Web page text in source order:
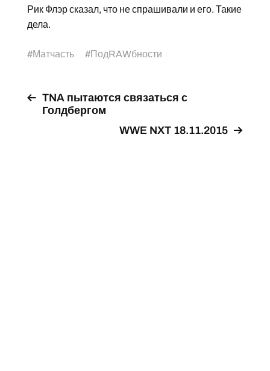
Рик Флэр сказал, что не спрашивали и его. Такие
дела.
#Матчасть #ПодRAWбности
TNA пытаются связаться с
Голдбергом
WWE NXT 18.11.2015